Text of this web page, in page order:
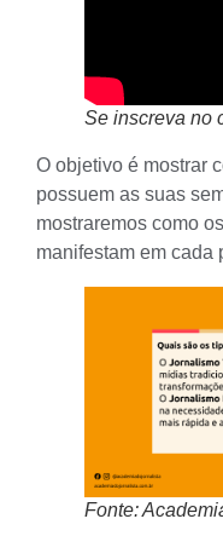
Se inscreva no
O objetivo é mostrar
possuem as suas
mostraremos como
manifestam em cada
Fonte: